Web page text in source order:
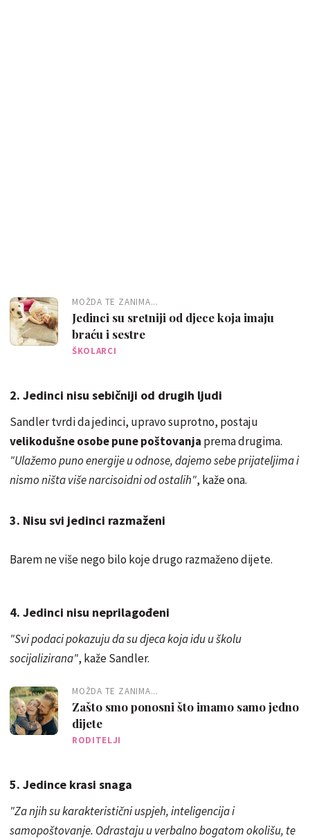
MOŽDA TE ZANIMA...
Jedinci su sretniji od djece koja imaju
braću i sestre
ŠKOLARCI
2. Jedinci nisu sebičniji od drugih ljudi
Sandler tvrdi da jedinci, upravo suprotno, postaju
velikodušne osobe pune poštovanja prema drugima.
"Ulažemo puno energije u odnose, dajemo sebe prijateljima i
nismo ništa više narcisoidni od ostalih", kaže ona.
3. Nisu svi jedinci razmaženi
Barem ne više nego bilo koje drugo razmaženo dijete.
4. Jedinci nisu neprilagođeni
"Svi podaci pokazuju da su djeca koja idu u školu
socijalizirana", kaže Sandler.
MOŽDA TE ZANIMA...
Zašto smo ponosni što imamo samo jedno
dijete
RODITELJI
5. Jedince krasi snaga
"Za njih su karakteristični uspjeh, inteligencija i
samopoštovanje. Odrastaju u verbalno bogatom okolišu, te